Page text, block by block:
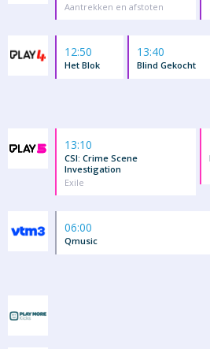
Aantrekken en afstoten
12:50
Het Blok
13:40
Blind Gekocht
13:10
CSI: Crime Scene
Investigation
Exile
06:00
Qmusic